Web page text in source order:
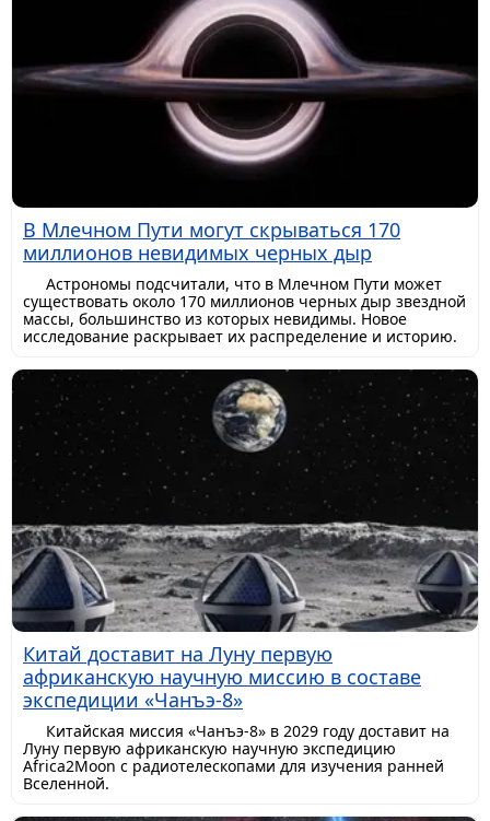
В Млечном Пути могут скрываться 170
миллионов невидимых черных дыр
Астрономы подсчитали, что в Млечном Пути может
существовать около 170 миллионов черных дыр звездной
массы, большинство из которых невидимы. Новое
исследование раскрывает их распределение и историю.
Китай доставит на Луну первую
африканскую научную миссию в составе
экспедиции «Чанъэ-8»
Китайская миссия «Чанъэ-8» в 2029 году доставит на
Луну первую африканскую научную экспедицию
Africa2Moon с радиотелескопами для изучения ранней
Вселенной.